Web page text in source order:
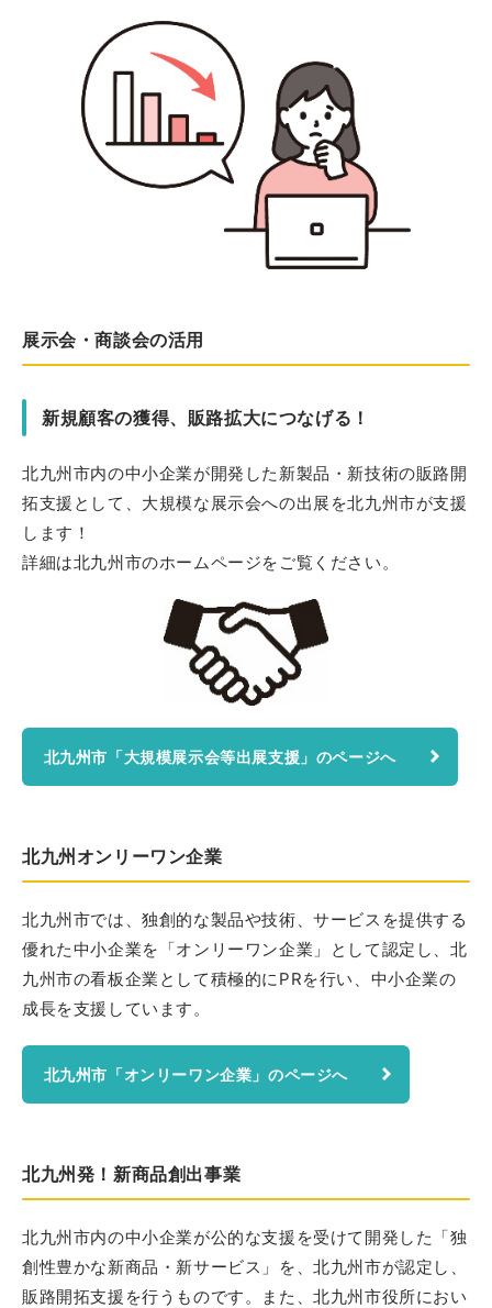
展示会・商談会の活用
新規顧客の獲得、販路拡大につなげる！
北九州市内の中小企業が開発した新製品・新技術の販路開
拓支援として、大規模な展示会への出展を北九州市が支援
します！
詳細は北九州市のホームページをご覧ください。
北九州市「大規模展示会等出展支援」のページへ
北九州オンリーワン企業
北九州市では、独創的な製品や技術、サービスを提供する
優れた中小企業を「オンリーワン企業」として認定し、北
九州市の看板企業として積極的にPRを行い、中小企業の
成長を支援しています。
北九州市「オンリーワン企業」のページへ
北九州発！新商品創出事業
北九州市内の中小企業が公的な支援を受けて開発した「独
創性豊かな新商品・新サービス」を、北九州市が認定し、
販路開拓支援を行うものです。また、北九州市役所におい